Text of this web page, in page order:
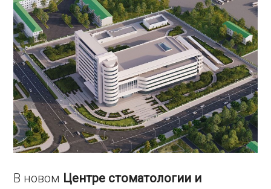
В новом Центре стоматологии и